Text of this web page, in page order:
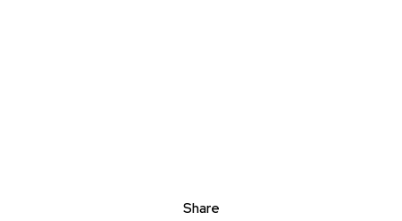
Share